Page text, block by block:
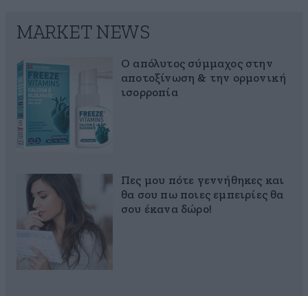
MARKET NEWS
Ο απόλυτος σύμμαχος στην
αποτοξίνωση & την ορμονική
ισορροπία
Πες μου πότε γεννήθηκες και
θα σου πω ποιες εμπειρίες θα
σου έκανα δώρο!